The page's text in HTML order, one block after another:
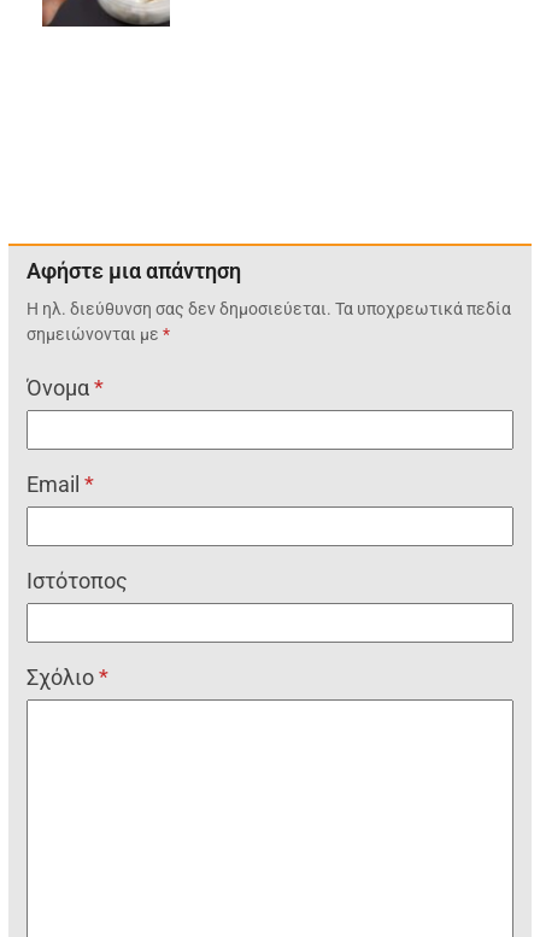
Αφήστε μια απάντηση
Η ηλ. διεύθυνση σας δεν δημοσιεύεται. Τα υποχρεωτικά πεδία
σημειώνονται με*
Όνομα*
Email*
Ιστότοπος
Σχόλιο*